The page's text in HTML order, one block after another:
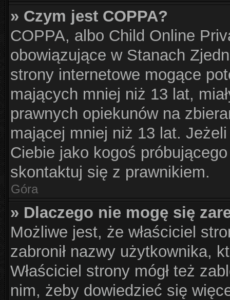
» Czym jest COPPA?
COPPA, albo Child Online
obowiązujące w Stanach
strony internetowe mogące
mających mniej niż 13 lat,
prawnych opiekunów na
mającej mniej niż 13 lat.
Ciebie jako kogoś
skontaktuj się z prawnikiem.
Góra
» Dlaczego nie mogę się
Możliwe jest, że właściciel
zabronił nazwy użytkownika,
Właściciel strony mógł też
nim, żeby dowiedzieć się